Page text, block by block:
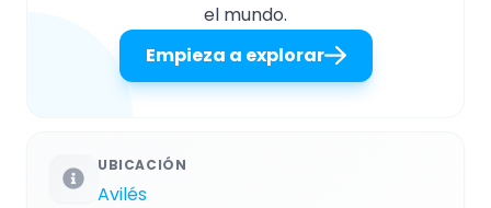
el mundo.
Empieza a explorar
UBICACIÓN
Avilés